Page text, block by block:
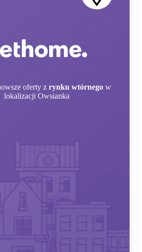
oferty z rynku wtórnego w
lokalizacji Owsianka